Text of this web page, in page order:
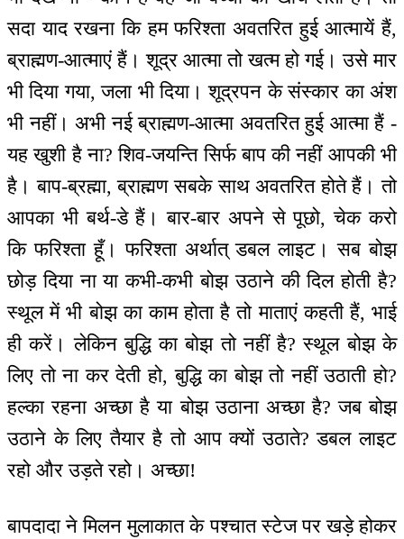
सदा याद रखना कि हम फरिश्ता अवतरित हुई आत्मायें हैं,
ब्राह्मण-आत्माएं हैं। शूद्र आत्मा तो खत्म हो गई। उसे मार
भी दिया गया, जला भी दिया। शूद्रपन के संस्कार का अंश
भी नहीं। अभी नई ब्राह्मण-आत्मा अवतरित हुई आत्मा हैं -
यह खुशी है ना? शिव-जयन्ति सिर्फ बाप की नहीं आपकी भी
है। बाप-ब्रह्मा, ब्राह्मण सबके साथ अवतरित होते हैं। तो
आपका भी बर्थ-डे हैं। बार-बार अपने से पूछो, चेक करो
कि फरिश्ता हूँ। फरिश्ता अर्थात् डबल लाइट। सब बोझ
छोड़ दिया ना या कभी-कभी बोझ उठाने की दिल होती है?
स्थूल में भी बोझ का काम होता है तो माताएं कहती हैं, भाई
ही करें। लेकिन बुद्धि का बोझ तो नहीं है? स्थूल बोझ के
लिए तो ना कर देती हो, बुद्धि का बोझ तो नहीं उठाती हो?
हल्का रहना अच्छा है या बोझ उठाना अच्छा है? जब बोझ
उठाने के लिए तैयार है तो आप क्यों उठाते? डबल लाइट
रहो और उड़ते रहो। अच्छा!
बापदादा ने मिलन मुलाकात के पश्चात स्टेज पर खड़े होकर